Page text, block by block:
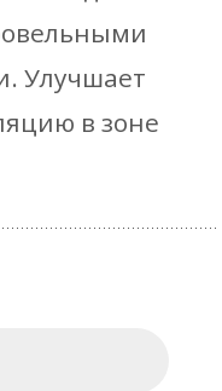
Улучшает
в зоне